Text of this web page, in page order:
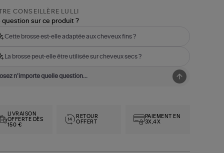
CONSEILLÈRE LULLI
question sur ce produit ?
Cette brosse est-elle adaptée aux cheveux fins ?
La brosse peut-elle être utilisée sur cheveux secs ?
LIVRAISON
OFFERTE DÈS
150 €
RETOUR
OFFERT
PAIEMENT EN
3X,4X